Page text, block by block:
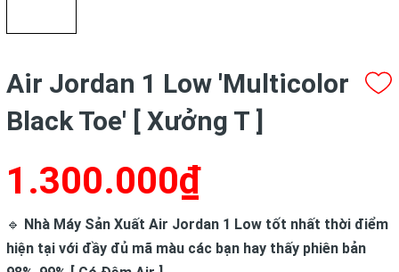
Air Jordan 1 Low 'Multicolor
Black Toe' [ Xưởng T ]
1.300.000₫
🔹 Nhà Máy Sản Xuất Air Jordan 1 Low tốt nhất thời điểm
hiện tại với đầy đủ mã màu các bạn hay thấy phiên bản